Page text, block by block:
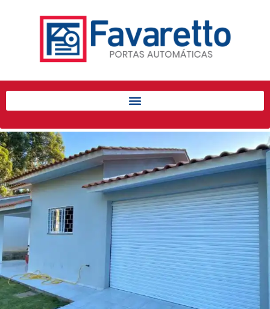
Início
Produtos
Porta de Enrolar Automática
Automatizadores
Acessórios Para Portas de
Enrolar
Pintura eletrostática
Portfólio
Contato